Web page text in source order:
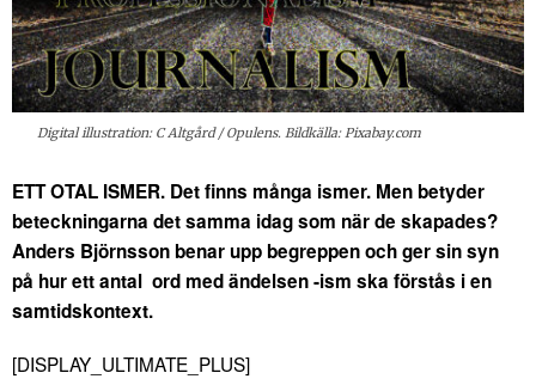
Digital illustration: C Altgård / Opulens. Bildkälla: Pixabay.com
ETT OTAL ISMER. Det finns många ismer. Men betyder
beteckningarna det samma idag som när de skapades?
Anders Björnsson benar upp begreppen och ger sin syn
på hur ett antal ord med ändelsen -ism ska förstås i en
samtidskontext.
[DISPLAY_ULTIMATE_PLUS]